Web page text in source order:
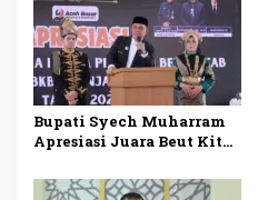
2026–2030
Bupati Syech Muharram
Apresiasi Juara Beut Kitab